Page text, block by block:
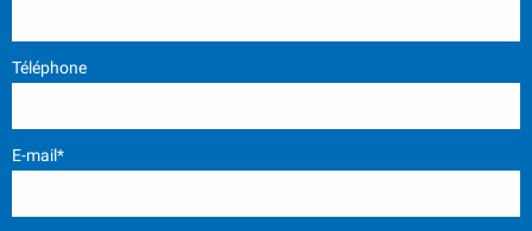
Téléphone
E-mail*